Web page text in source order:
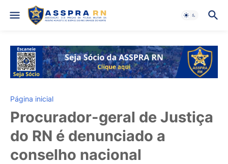
Página inicial
Procurador-geral de Justiça
do RN é denunciado a
conselho nacional